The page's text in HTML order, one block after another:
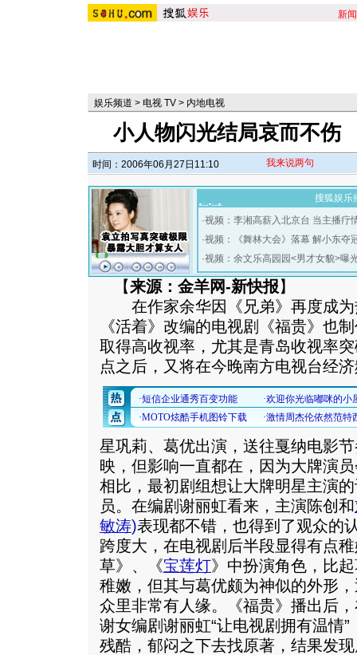
新闻
娱乐频道 > 电视 TV > 内地电视
小人物闪光结局哀而不伤
时间：2006年06月27日11:10 我来说两句
搜狐娱乐
·视频：李湘高薪入北京台 当主播疗
·视频：《舞林大会》落幕 解小东夺
·视频：余文乐高园园<男才女貌>曝
【来源：金羊网-新快报】
在作家余华因《兄弟》再度成为
《活着》改编的电视剧《福贵》也
取得高收视率，尤其是青岛收视率
点之后，又将在今晚南方电视台经
星巩莉、葛优出演，送往戛纳电影
映，但影响一直都在，因为大牌演
相比，最初剧组想让大牌明星主演
员。在编剧谢丽虹看来，主演陈创和
敏涛)表现都不错，也得到了观众的
跨度大，在电视剧后半段显得有点
草》、《宝莲灯》中扮演角色，比
稚嫩，但其与葛优颇为神似的外形
众里非常有人缘。《福贵》播出后
谢女编剧谢丽虹“让电视剧拥有温情
残酷，郁闷之下去找原著，结果发